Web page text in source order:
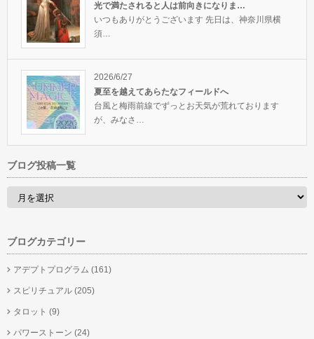
光で満たされると人は前向きになりま…
いつもありがとうございます 先日は、神奈川県横
須…
2026/6/27
夏至を越えてあらたなフィールドへ
台風と梅雨前線でずっとお天気が荒れております
が、みなさ…
ブログ投稿一覧
ブログカテゴリー
アデプトプログラム (161)
スピリチュアル (205)
タロット (9)
パワーストーン (24)